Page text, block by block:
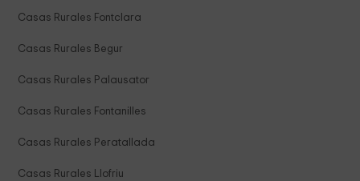
Casas Rurales Fontclara
Casas Rurales Begur
Casas Rurales Palausator
Casas Rurales Fontanilles
Casas Rurales Peratallada
Casas Rurales Llofriu